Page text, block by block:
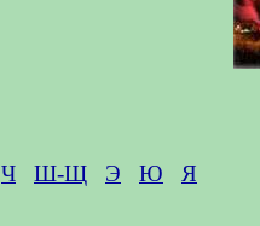
Ч Ш-Щ Э Ю Я